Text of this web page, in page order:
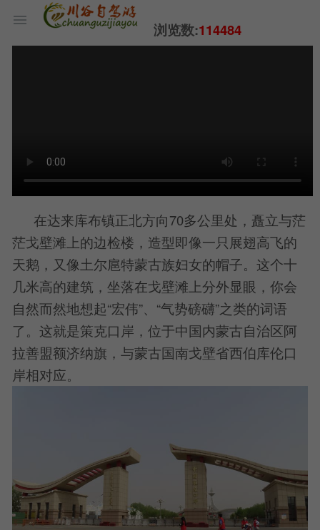
浏览数:114484
在达来库布镇正北方向70多公里处，矗立与茫
茫戈壁滩上的边检楼，造型即像一只展翅高飞的
天鹅，又像土尔扈特蒙古族妇女的帽子。这个十
几米高的建筑，坐落在戈壁滩上分外显眼，你会
自然而然地想起“宏伟”、“气势磅礴”之类的词语
了。这就是策克口岸，位于中国内蒙古自治区阿
拉善盟额济纳旗，与蒙古国南戈壁省西伯库伦口
岸相对应。